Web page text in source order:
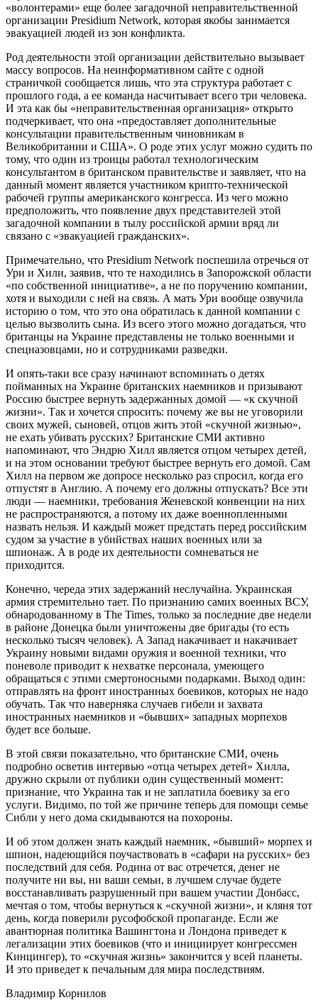
«волонтерами» еще более загадочной неправительственной
организации Presidium Network, которая якобы занимается
эвакуацией людей из зон конфликта.
Род деятельности этой организации действительно вызывает
массу вопросов. На неинформативном сайте с одной
страничкой сообщается лишь, что эта структура работает с
прошлого года, а ее команда насчитывает всего три человека.
И эта как бы «неправительственная организация» открыто
подчеркивает, что она «предоставляет дополнительные
консультации правительственным чиновникам в
Великобритании и США». О роде этих услуг можно судить по
тому, что один из троицы работал технологическим
консультантом в британском правительстве и заявляет, что на
данный момент является участником крипто-технической
рабочей группы американского конгресса. Из чего можно
предположить, что появление двух представителей этой
загадочной компании в тылу российской армии вряд ли
связано с «эвакуацией гражданских».
Примечательно, что Presidium Network поспешила отречься от
Ури и Хили, заявив, что те находились в Запорожской области
«по собственной инициативе», а не по поручению компании,
хотя и выходили с ней на связь. А мать Ури вообще озвучила
историю о том, что это она обратилась к данной компании с
целью вызволить сына. Из всего этого можно догадаться, что
британцы на Украине представлены не только военными и
спецназовцами, но и сотрудниками разведки.
И опять-таки все сразу начинают вспоминать о детях
пойманных на Украине британских наемников и призывают
Россию быстрее вернуть задержанных домой — «к скучной
жизни». Так и хочется спросить: почему же вы не уговорили
своих мужей, сыновей, отцов жить этой «скучной жизнью»,
не ехать убивать русских? Британские СМИ активно
напоминают, что Эндрю Хилл является отцом четырех детей,
и на этом основании требуют быстрее вернуть его домой. Сам
Хилл на первом же допросе несколько раз спросил, когда его
отпустят в Англию. А почему его должны отпускать? Все эти
люди — наемники, требования Женевской конвенции на них
не распространяются, а потому их даже военнопленными
назвать нельзя. И каждый может предстать перед российским
судом за участие в убийствах наших военных или за
шпионаж. А в роде их деятельности сомневаться не
приходится.
Конечно, череда этих задержаний неслучайна. Украинская
армия стремительно тает. По признанию самих военных ВСУ,
обнародованному в The Times, только за последние две недели
в районе Донецка были уничтожены две бригады (то есть
несколько тысяч человек). А Запад накачивает и накачивает
Украину новыми видами оружия и военной техники, что
поневоле приводит к нехватке персонала, умеющего
обращаться с этими смертоносными подарками. Выход один:
отправлять на фронт иностранных боевиков, которых не надо
обучать. Так что наверняка случаев гибели и захвата
иностранных наемников и «бывших» западных морпехов
будет все больше.
В этой связи показательно, что британские СМИ, очень
подробно осветив интервью «отца четырех детей» Хилла,
дружно скрыли от публики один существенный момент:
признание, что Украина так и не заплатила боевику за его
услуги. Видимо, по той же причине теперь для помощи семье
Сибли у него дома скидываются на похороны.
И об этом должен знать каждый наемник, «бывший» морпех и
шпион, надеющийся поучаствовать в «сафари на русских» без
последствий для себя. Родина от вас отречется, денег не
получите ни вы, ни ваши семьи, в лучшем случае будете
восстанавливать разрушенный при вашем участии Донбасс,
мечтая о том, чтобы вернуться к «скучной жизни», и кляня тот
день, когда поверили русофобской пропаганде. Если же
авантюрная политика Вашингтона и Лондона приведет к
легализации этих боевиков (что и инициирует конгрессмен
Кинцингер), то «скучная жизнь» закончится у всей планеты.
И это приведет к печальным для мира последствиям.
Владимир Корнилов